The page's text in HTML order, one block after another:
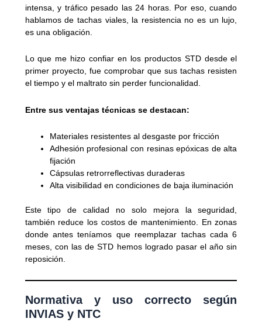
intensa, y tráfico pesado las 24 horas. Por eso, cuando
hablamos de tachas viales, la resistencia no es un lujo,
es una obligación.
Lo que me hizo confiar en los productos STD desde el
primer proyecto, fue comprobar que sus tachas resisten
el tiempo y el maltrato sin perder funcionalidad.
Entre sus ventajas técnicas se destacan:
Materiales resistentes al desgaste por fricción
Adhesión profesional con resinas epóxicas de alta
fijación
Cápsulas retrorreflectivas duraderas
Alta visibilidad en condiciones de baja iluminación
Este tipo de calidad no solo mejora la seguridad,
también reduce los costos de mantenimiento. En zonas
donde antes teníamos que reemplazar tachas cada 6
meses, con las de STD hemos logrado pasar el año sin
reposición.
Normativa y uso correcto según
INVIAS y NTC